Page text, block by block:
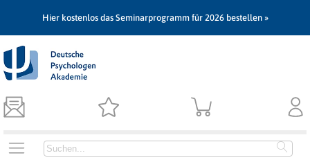
Hier kostenlos das Seminarprogramm für 2026 bestellen »